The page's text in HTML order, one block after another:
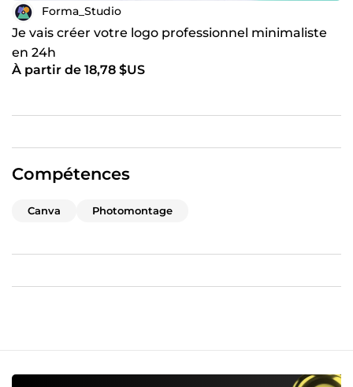
Forma_Studio
Je vais créer votre logo professionnel minimaliste
en 24h
À partir de 18,78 $US
Compétences
Canva Photomontage